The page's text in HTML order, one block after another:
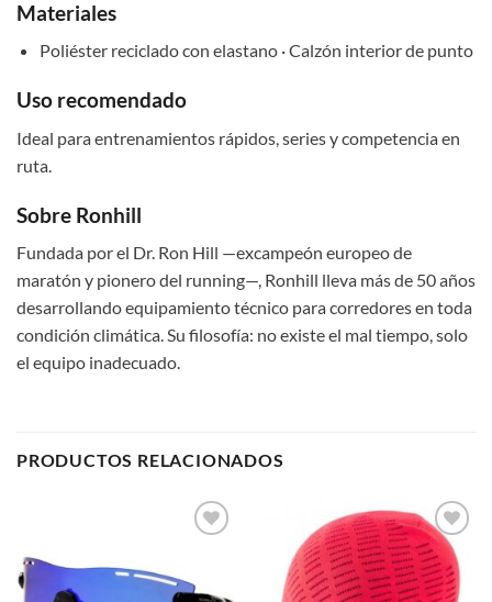
Materiales
Poliéster reciclado con elastano · Calzón interior de punto
Uso recomendado
Ideal para entrenamientos rápidos, series y competencia en
ruta.
Sobre Ronhill
Fundada por el Dr. Ron Hill —excampeón europeo de
maratón y pionero del running—, Ronhill lleva más de 50 años
desarrollando equipamiento técnico para corredores en toda
condición climática. Su filosofía: no existe el mal tiempo, solo
el equipo inadecuado.
PRODUCTOS RELACIONADOS
Add to
wishlist